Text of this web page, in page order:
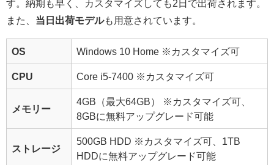
す。納期も早く、カスタマイズしても2日で出荷されます。
また、 当日出荷モデルも用意されています。
OS Windows 10 Home ※カスタマイズ可
CPU Core i5-7400 ※カスタマイズ可
メモリー
4GB（最大64GB）
※カスタマイズ可、
8GBに無料アップグレード可能
ストレージ
500GB HDD ※カスタマイズ可、1TB
HDDに無料アップグレード可能